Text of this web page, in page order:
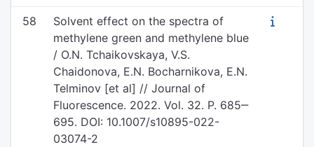
58
Solvent effect on the spectra of
methylene green and methylene blue
/ O.N. Tchaikovskaya, V.S.
Chaidonova, E.N. Bocharnikova, E.N.
Telminov [et al] // Journal of
Fluorescence. 2022. Vol. 32. P. 685‒
695. DOI: 10.1007/s10895-022-
03074-2